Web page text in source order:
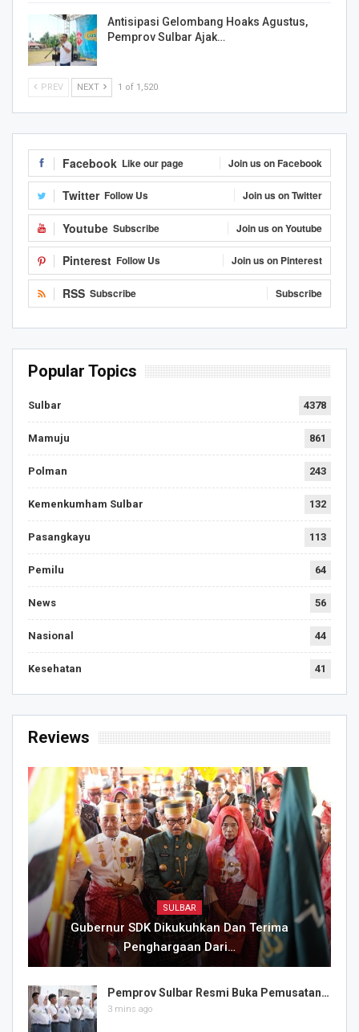
Antisipasi Gelombang Hoaks Agustus,
Pemprov Sulbar Ajak…
PREV NEXT 1 of 1,520
Facebook Like our page Join us on Facebook
Twitter Follow Us Join us on Twitter
Youtube Subscribe Join us on Youtube
Pinterest Follow Us Join us on Pinterest
RSS Subscribe Subscribe
Popular Topics
Sulbar 4378
Mamuju 861
Polman 243
Kemenkumham Sulbar 132
Pasangkayu 113
Pemilu 64
News 56
Nasional 44
Kesehatan 41
Reviews
SULBAR
Gubernur SDK Dikukuhkan Dan Terima
Penghargaan Dari…
Pemprov Sulbar Resmi Buka Pemusatan…
3 mins ago